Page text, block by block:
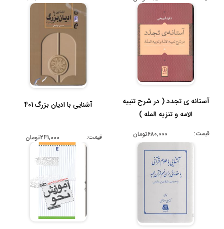
آستانه ی تجدد ( در شرح تنبیه
الامه و تنزیه المله )
قیمت: 680,000تومان
آشنایی با ادیان بزرگ 401
قیمت: 241,000تومان